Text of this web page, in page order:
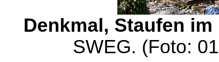
Denkmal, Staufen
SWEG. (Foto: